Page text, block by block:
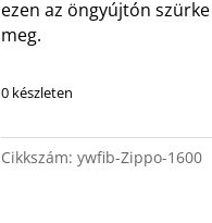
ezen az öngyújtón
meg.
0 készleten
Cikkszám: ywfib-Zippo-1600